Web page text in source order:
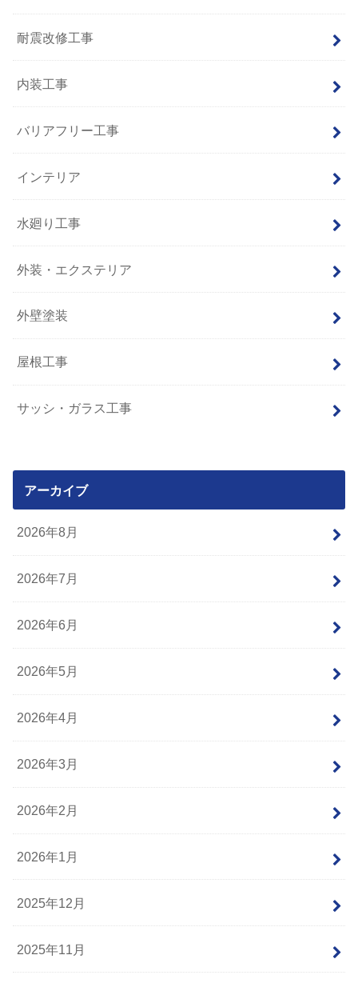
耐震改修工事
内装工事
バリアフリー工事
インテリア
水廻り工事
外装・エクステリア
外壁塗装
屋根工事
サッシ・ガラス工事
アーカイブ
2026年8月
2026年7月
2026年6月
2026年5月
2026年4月
2026年3月
2026年2月
2026年1月
2025年12月
2025年11月